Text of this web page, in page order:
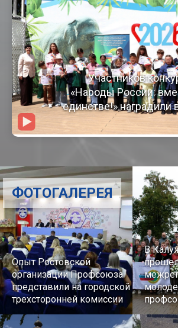
Участников
«Народы России:
единстве!» наградили
Опыт Ростовской
организации Профсоюза
представили на городской
трехсторонней комиссии
В
ФОТОГАЛЕРЕЯ